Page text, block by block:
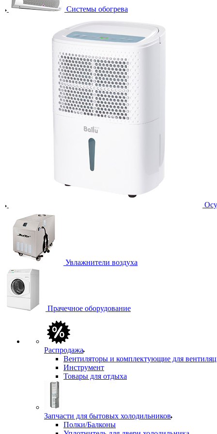
Системы обогрева
Увлажнители воздуха
Прачечное оборудование
Распродажа
Вентиляторы и комплектующие для
Инструмент
Товары для отдыха
Запчасти для бытовых холодильников
Полки/Балконы